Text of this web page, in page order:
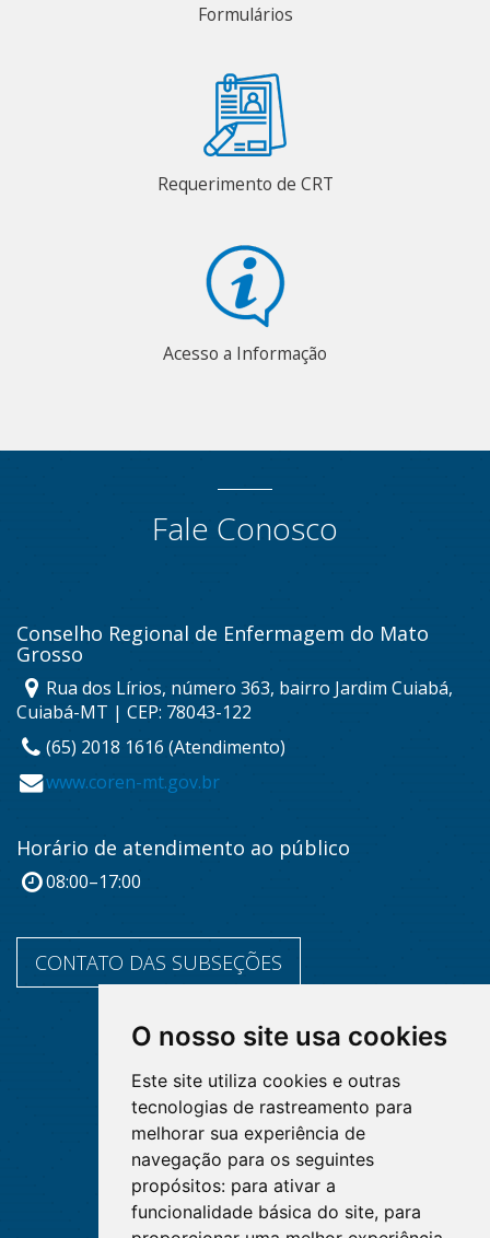
O nosso site usa cookies
Este site utiliza cookies e outras
tecnologias de rastreamento para
melhorar sua experiência de
navegação para os seguintes
propósitos: para ativar a
funcionalidade básica do site, para
Formulários
Requerimento de CRT
Acesso a Informação
Fale Conosco
Conselho Regional de Enfermagem do Mato
Grosso
Rua dos Lírios, número 363, bairro Jardim Cuiabá,
Cuiabá-MT | CEP: 78043-122
(65) 2018 1616 (Atendimento)
www.coren-mt.gov.br
Horário de atendimento ao público
08:00–17:00
CONTATO DAS SUBSEÇÕES